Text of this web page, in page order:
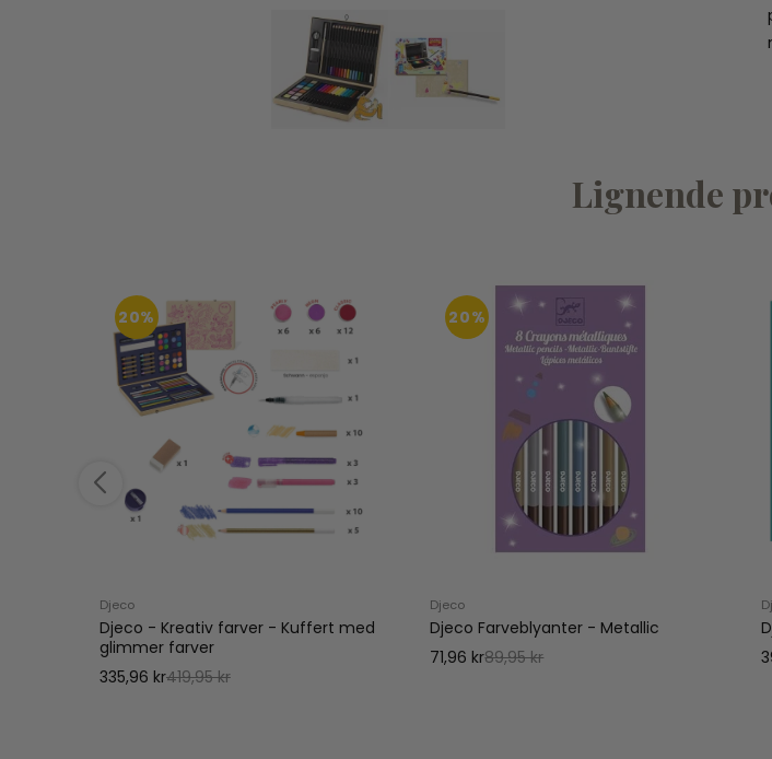
Lignende
20%
Djeco
Djeco - Kreativ farver - Kuffert med
glimmer farver
335,96 kr419,95 kr
20%
Djeco
Djeco Farveblyanter - Metallic
71,96 kr89,95 kr